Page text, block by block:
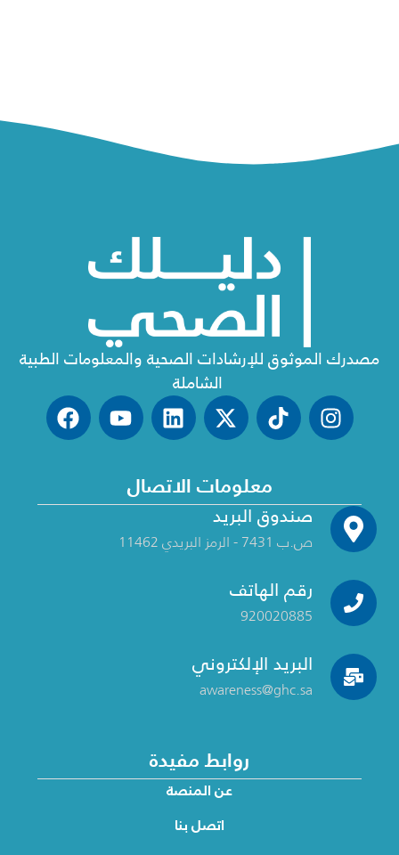
روابط مفيدة
عن المنصة
اتصل بنا
معلومات الاتصال
صندوق البريد
ص.ب 7431 - الرمز البريدي 11462
رقم الهاتف
920020885
البريد الإلكتروني
awareness@ghc.sa
مصدرك الموثوق للإرشادات الصحية والمعلومات الطبية